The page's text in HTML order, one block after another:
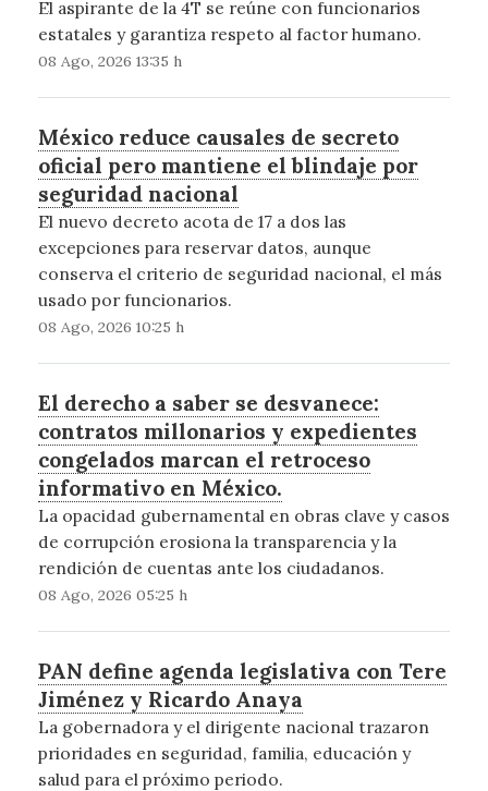
El aspirante de la 4T se reúne con funcionarios
estatales y garantiza respeto al factor humano.
08 Ago, 2026 13:35 h
México reduce causales de secreto
oficial pero mantiene el blindaje por
seguridad nacional
El nuevo decreto acota de 17 a dos las
excepciones para reservar datos, aunque
conserva el criterio de seguridad nacional, el más
usado por funcionarios.
08 Ago, 2026 10:25 h
El derecho a saber se desvanece:
contratos millonarios y expedientes
congelados marcan el retroceso
informativo en México.
La opacidad gubernamental en obras clave y casos
de corrupción erosiona la transparencia y la
rendición de cuentas ante los ciudadanos.
08 Ago, 2026 05:25 h
PAN define agenda legislativa con Tere
Jiménez y Ricardo Anaya
La gobernadora y el dirigente nacional trazaron
prioridades en seguridad, familia, educación y
salud para el próximo periodo.